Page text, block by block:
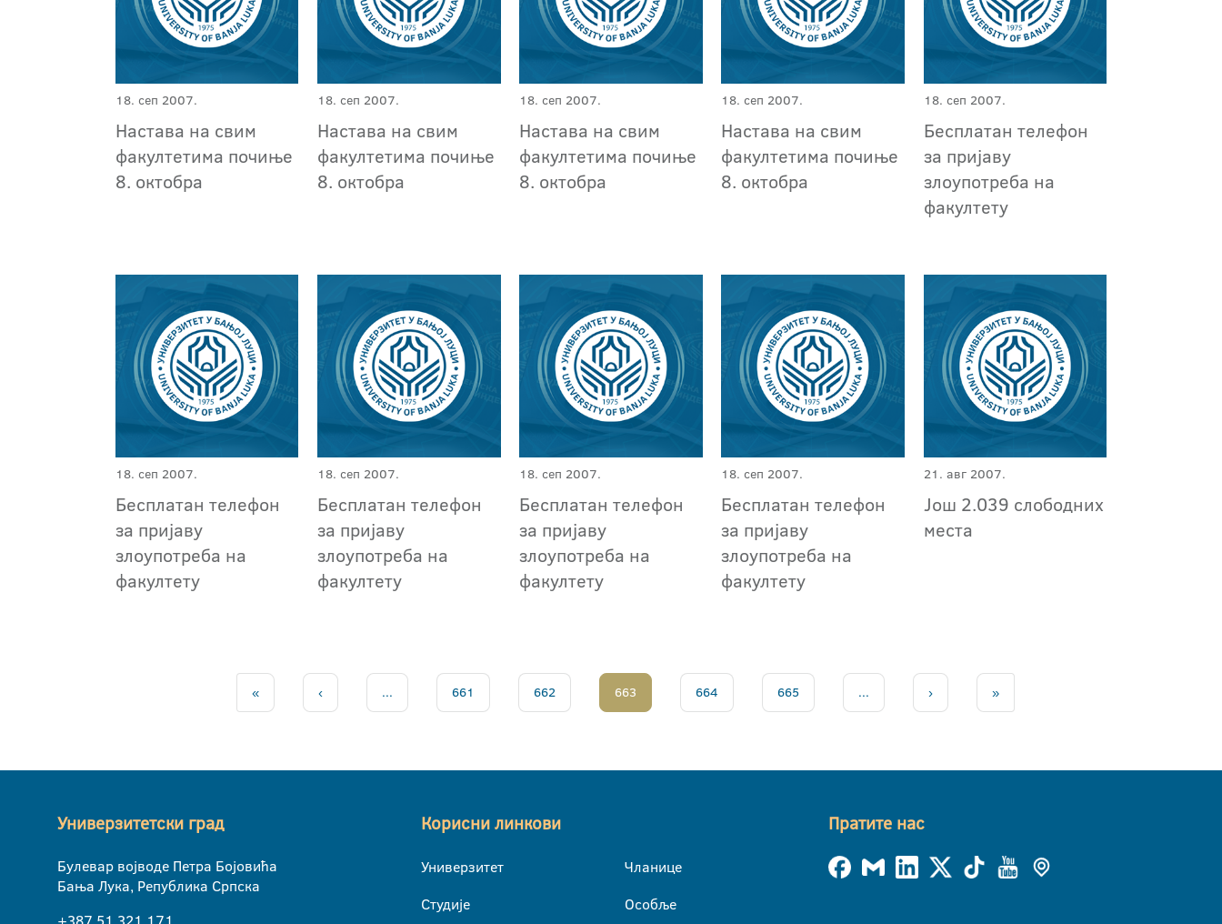
18. сеп 2007.
Настава на свим
факултетима почиње
8. октобра
18. сеп 2007.
Настава на свим
факултетима почиње
8. октобра
18. сеп 2007.
Настава на свим
факултетима почиње
8. октобра
18. сеп 2007.
Настава на свим
факултетима почиње
8. октобра
18. сеп 2007.
Бесплатан телефон
за пријаву
злоупотреба на
факултету
18. сеп 2007.
Бесплатан телефон
за пријаву
злоупотреба на
факултету
18. сеп 2007.
Бесплатан телефон
за пријаву
злоупотреба на
факултету
18. сеп 2007.
Бесплатан телефон
за пријаву
злоупотреба на
факултету
18. сеп 2007.
Бесплатан телефон
за пријаву
злоупотреба на
факултету
21. авг 2007.
Још 2.039 слободних
места
« ‹ ... 661 662 663 664 665 ... › »
Универзитетски град
Булевар војводе Петра Бојовића
Бања Лука, Република Српска
Корисни линкови
Универзитет
Студије
Чланице
Особље
Пратите нас